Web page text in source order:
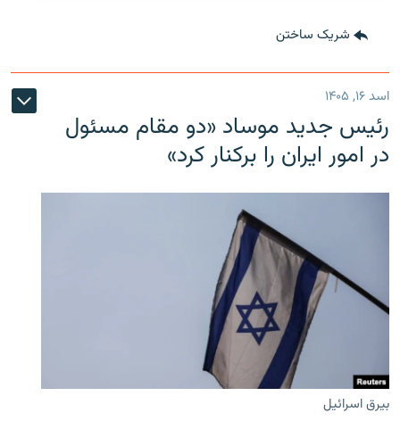
شریک ساختن
اسد ۱۶, ۱۴۰۵
رئیس جدید موساد «دو مقام مسئول
در امور ایران را برکنار کرد»
بیرق اسرائیل